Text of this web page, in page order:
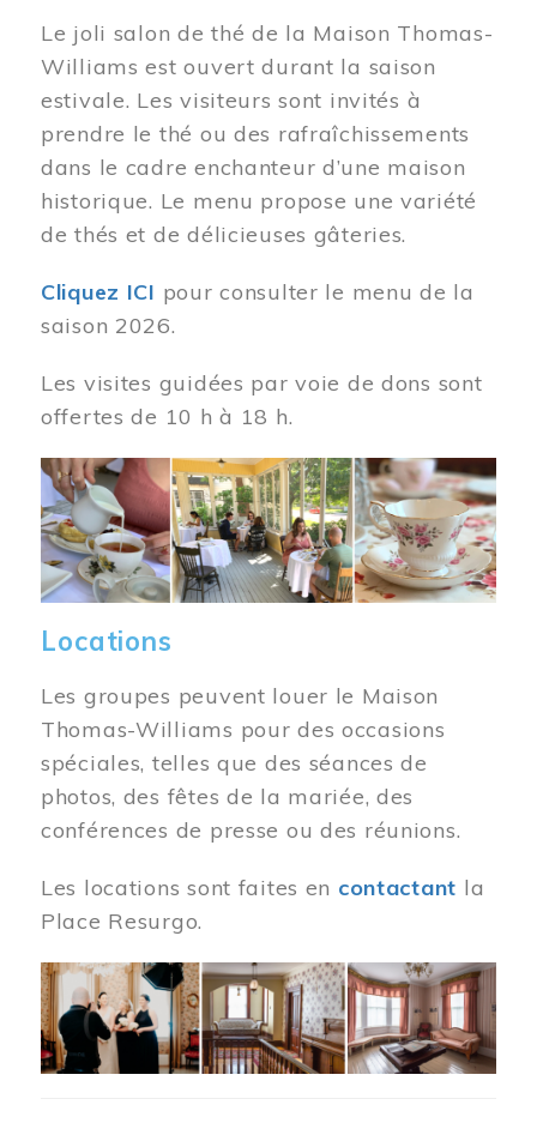
Le joli salon de thé de la Maison Thomas-
Williams est ouvert durant la saison
estivale. Les visiteurs sont invités à
prendre le thé ou des rafraîchissements
dans le cadre enchanteur d’une maison
historique. Le menu propose une variété
de thés et de délicieuses gâteries.
Cliquez ICI pour consulter le menu de la
saison 2026.
Les visites guidées par voie de dons sont
offertes de 10 h à 18 h.
Image
Locations
Les groupes peuvent louer le Maison
Thomas-Williams pour des occasions
spéciales, telles que des séances de
photos, des fêtes de la mariée, des
conférences de presse ou des réunions.
Les locations sont faites en contactant la
Place Resurgo.
Image